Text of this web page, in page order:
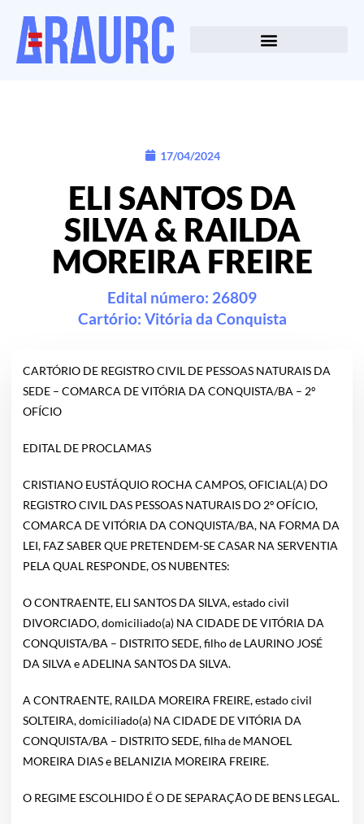
17/04/2024
ELI SANTOS DA
SILVA & RAILDA
MOREIRA FREIRE
Edital número: 26809
Cartório: Vitória da Conquista
CARTÓRIO DE REGISTRO CIVIL DE PESSOAS NATURAIS DA
SEDE – COMARCA DE VITÓRIA DA CONQUISTA/BA – 2º
OFÍCIO
EDITAL DE PROCLAMAS
CRISTIANO EUSTÁQUIO ROCHA CAMPOS, OFICIAL(A) DO
REGISTRO CIVIL DAS PESSOAS NATURAIS DO 2º OFÍCIO,
COMARCA DE VITÓRIA DA CONQUISTA/BA, NA FORMA DA
LEI, FAZ SABER QUE PRETENDEM-SE CASAR NA SERVENTIA
PELA QUAL RESPONDE, OS NUBENTES:
O CONTRAENTE, ELI SANTOS DA SILVA, estado civil
DIVORCIADO, domiciliado(a) NA CIDADE DE VITÓRIA DA
CONQUISTA/BA – DISTRITO SEDE, filho de LAURINO JOSÉ
DA SILVA e ADELINA SANTOS DA SILVA.
A CONTRAENTE, RAILDA MOREIRA FREIRE, estado civil
SOLTEIRA, domiciliado(a) NA CIDADE DE VITÓRIA DA
CONQUISTA/BA – DISTRITO SEDE, filha de MANOEL
MOREIRA DIAS e BELANIZIA MOREIRA FREIRE.
O REGIME ESCOLHIDO É O DE SEPARAÇÃO DE BENS LEGAL.